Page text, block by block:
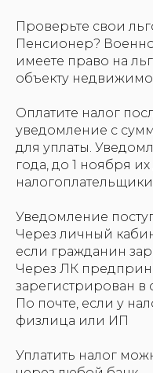
Проверьте свои
Пенсионер?
имеете право на
объекту
Оплатите налог
уведомление с
для уплаты.
года, до 1 ноября
Уведомление
Через личный
если гражданин
Через ЛК
зарегистрирован в
По почте, если у
физлица или ИП
Уплатить налог